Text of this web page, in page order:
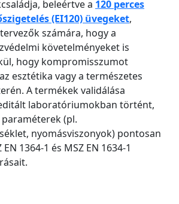
beleértve a 120 perces
(EI120) üvegeket,
számára, hogy a
követelményeket is
hogy kompromisszumot
esztétika vagy a természetes
A termékek validálása
laboratóriumokban történt,
(pl.
nyomásviszonyok) pontosan
1364-1 és MSZ EN 1634-1